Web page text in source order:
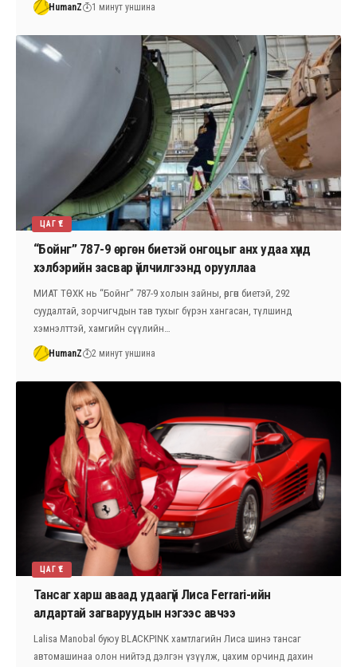
HumanZ 1 минут уншина
ЦАГ ҮЕ
“Бойнг” 787-9 өргөн биетэй онгоцыг анх удаа хүнд
хэлбэрийн засвар үйлчилгээнд орууллаа
МИАТ ТӨХК нь “Бойнг” 787-9 холын зайны, өргөн биетэй, 292
суудалтай, зорчигчдын тав тухыг бүрэн хангасан, түлшинд
хэмнэлттэй, хамгийн сүүлийн…
HumanZ 2 минут уншина
ЦАГ ҮЕ
Тансаг харш аваад удаагүй Лиса Ferrari-ийн
алдартай загваруудын нэгээс авчээ
Lalisa Manobal буюу BLACKPINK хамтлагийн Лиса шинэ тансаг
автомашинаа олон нийтэд дэлгэн үзүүлж, цахим орчинд дахин